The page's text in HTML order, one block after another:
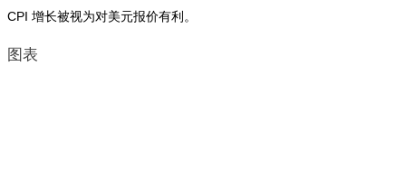
CPI 增长被视为对美元报价有利。
图表